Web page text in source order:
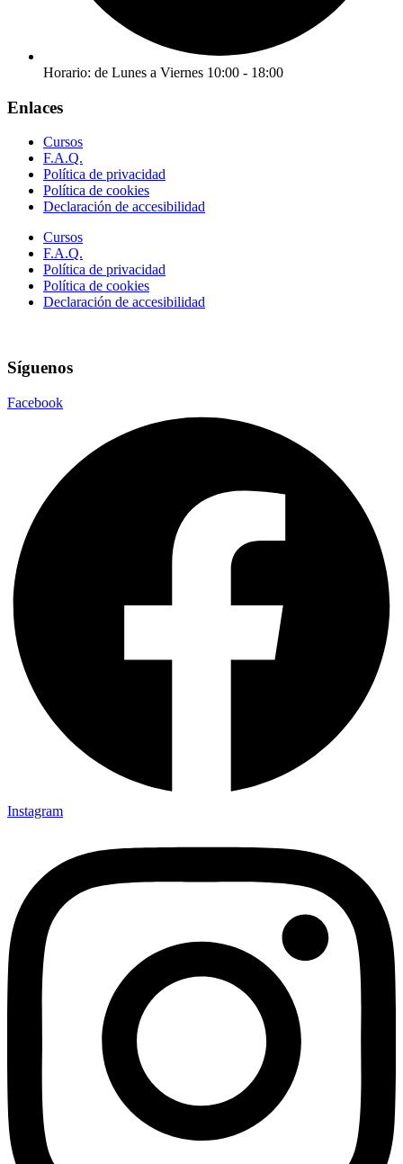
Horario: de Lunes a Viernes 10:00 - 18:00
Enlaces
Cursos
F.A.Q.
Política de privacidad
Política de cookies
Declaración de accesibilidad
Cursos
F.A.Q.
Política de privacidad
Política de cookies
Declaración de accesibilidad
Síguenos
Facebook
Instagram